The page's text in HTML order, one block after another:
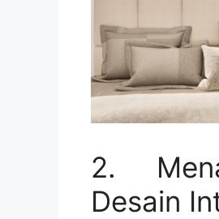
2.
Desain